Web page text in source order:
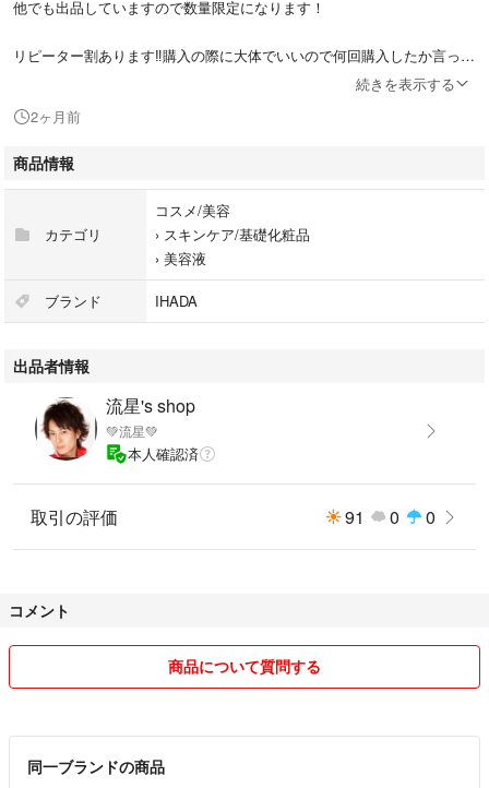
他でも出品していますので数量限定になります！
リピーター割あります‼️購入の際に大体でいいので何回購入したか言って
下さい。一応こちらでご確認します。購入者は次回の為にフォローお願い
【注意】良い評価以外はブロックします‼️
1番人気の俺から購入は出来なくなります！
‼️その辺に窃盗犯の出品者が山ほどいっぱいおりますので、そちらでどう
ぞ
続きを表示する
2ヶ月前
商品情報
カテゴリ
コスメ/美容
› スキンケア/基礎化粧品
› 美容液
ブランド IHADA
出品者情報
流星's shop
💚流星💚
本人確認済
取引の評価 91 0 0
コメント
商品について質問する
同一ブランドの商品